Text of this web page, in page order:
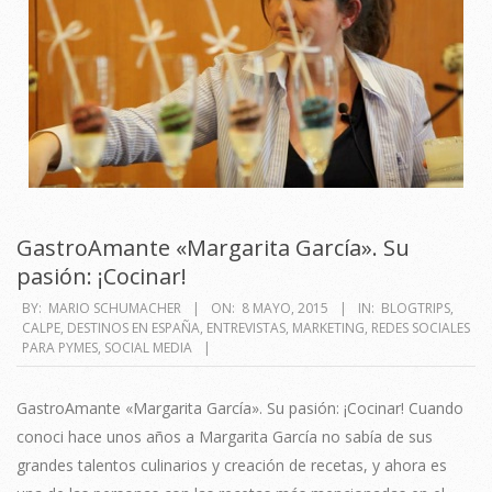
GastroAmante «Margarita García». Su
pasión: ¡Cocinar!
2015-
05-
BY: MARIO SCHUMACHER ON: 8 MAYO, 2015 IN: BLOGTRIPS,
CALPE, DESTINOS EN ESPAÑA, ENTREVISTAS, MARKETING, REDES SOCIALES
PARA PYMES, SOCIAL MEDIA
GastroAmante «Margarita García». Su pasión: ¡Cocinar! Cuando
conoci hace unos años a Margarita García no sabía de sus
grandes talentos culinarios y creación de recetas, y ahora es